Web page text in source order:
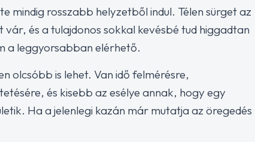
mindig rosszabb helyzetből indul. Télen sürget az
és a tulajdonos sokkal kevésbé tud higgadtan
a leggyorsabban elérhető.
olcsóbb is lehet. Van idő felmérésre,
és kisebb az esélye annak, hogy egy
Ha a jelenlegi kazán már mutatja az öregedés